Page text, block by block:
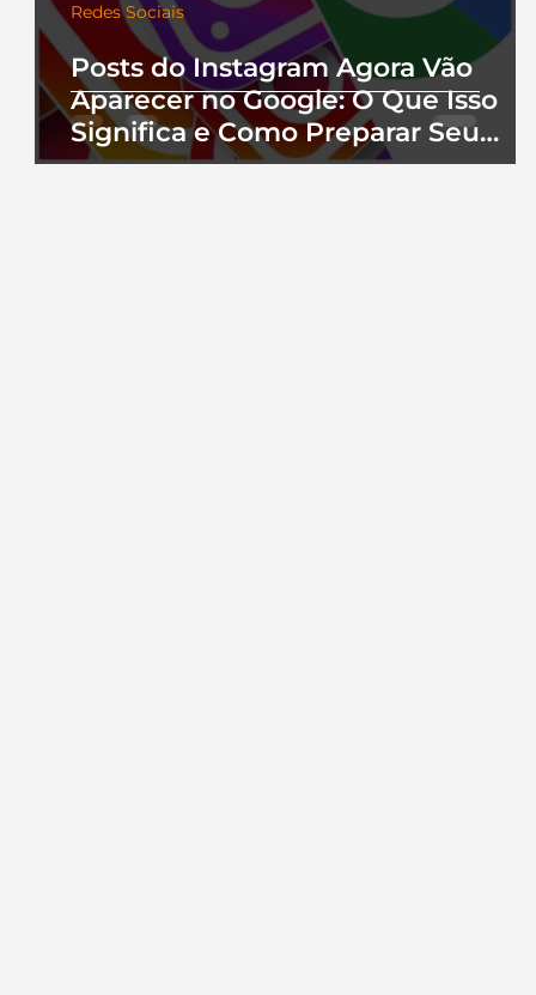
Posts do Instagram Agora Vão
Aparecer no Google: O Que Isso
Significa e Como Preparar Seu
Perfil
Redes Sociais